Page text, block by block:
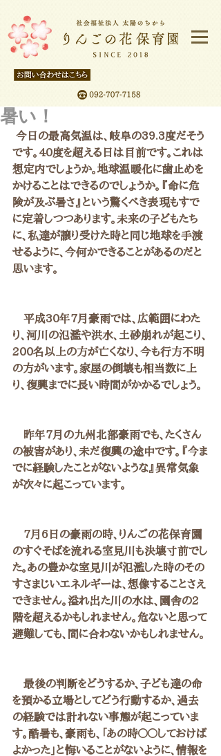
暑い！
です。40度を超える日は目前です。これは
想定内でしょうか。地球温暖化に歯止めを
かけることはできるのでしょうか。『命に危
険が及ぶ暑さ』という驚くべき表現もすで
に定着しつつあります。未来の子どもたち
に、私達が譲り受けた時と同じ地球を手渡
せるように、今何かできることがあるのだと
思います。
平成30年7月豪雨では、広範囲にわた
り、河川の氾濫や洪水、土砂崩れが起こり、
200名以上の方が亡くなり、今も行方不明
の方がいます。家屋の倒壊も相当数に上
り、復興までに長い時間がかかるでしょう。
昨年7月の九州北部豪雨でも、たくさん
の被害があり、未だ復興の途中です。『今ま
でに経験したことがないような』異常気象
が次々に起こっています。
7月6日の豪雨の時、りんごの花保育園
のすぐそばを流れる室見川も決壊寸前でし
た。あの豊かな室見川が氾濫した時のその
すさまじいエネルギーは、想像することさえ
できません。溢れ出た川の水は、園舎の2
階を超えるかもしれません。危ないと思って
避難しても、間に合わないかもしれません。
最後の判断をどうするか、子ども達の命
を預かる立場としてどう行動するか、過去
の経験では計れない事態が起こっていま
す。酷暑も、豪雨も、「あの時〇〇しておけば
よかった」と悔いることがないように、情報を